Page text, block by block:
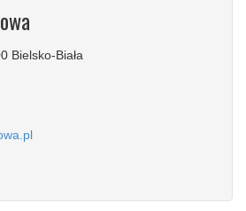
Bielsko-Biała